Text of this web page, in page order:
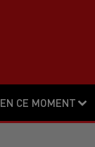
EN CE MOMENT